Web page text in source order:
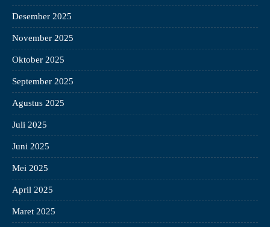
Desember 2025
November 2025
Oktober 2025
September 2025
Agustus 2025
Juli 2025
Juni 2025
Mei 2025
April 2025
Maret 2025